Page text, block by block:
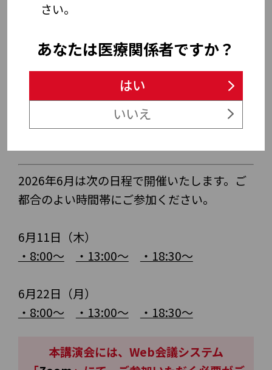
ゾコーバ錠の有効性・安全性についてご
本Web説明会では、5学会による新型コ
ロナウイルス感染症診療の指針を中心に
塩野義製薬株式会社
ゾコーバ/ゾフルーザ専任スタッフ
2026年6月は次の日程で開催いたします。ご
都合のよい時間帯にご参加ください。
6月11日（木）
・8:00～
・13:00～ ・18:30～
6月22日（月）
・8:00～
・13:00～ ・18:30～
本講演会には、Web会議システム
さい。
あなたは医療関係者ですか？
はい
いいえ